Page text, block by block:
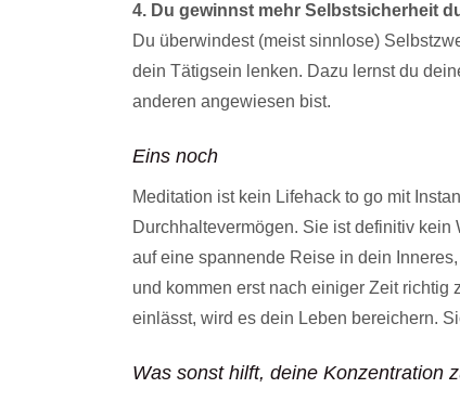
4. Du gewinnst mehr Selbstsicherheit
Du überwindest (meist sinnlose)
dein Tätigsein lenken. Dazu lernst du
anderen angewiesen bist.
Eins noch
Meditation ist kein Lifehack to go mit
Durchhaltevermögen. Sie ist definitiv
auf eine spannende Reise in dein
und kommen erst nach einiger Zeit richtig
einlässt, wird es dein Leben bereichern.
Was sonst hilft, deine Konzentration